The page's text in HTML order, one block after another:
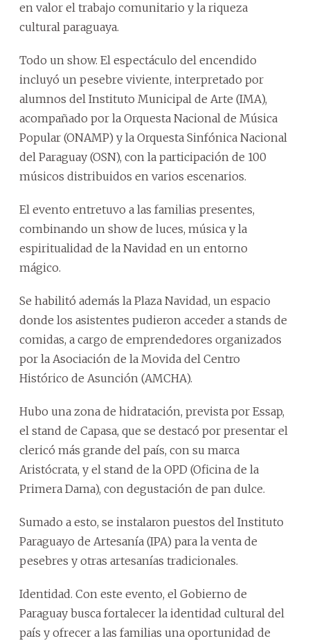
en valor el trabajo comunitario y la riqueza
cultural paraguaya.
Todo un show. El espectáculo del encendido
incluyó un pesebre viviente, interpretado por
alumnos del Instituto Municipal de Arte (IMA),
acompañado por la Orquesta Nacional de Música
Popular (ONAMP) y la Orquesta Sinfónica Nacional
del Paraguay (OSN), con la participación de 100
músicos distribuidos en varios escenarios.
El evento entretuvo a las familias presentes,
combinando un show de luces, música y la
espiritualidad de la Navidad en un entorno
mágico.
Se habilitó además la Plaza Navidad, un espacio
donde los asistentes pudieron acceder a stands de
comidas, a cargo de emprendedores organizados
por la Asociación de la Movida del Centro
Histórico de Asunción (AMCHA).
Hubo una zona de hidratación, prevista por Essap,
el stand de Capasa, que se destacó por presentar el
clericó más grande del país, con su marca
Aristócrata, y el stand de la OPD (Oficina de la
Primera Dama), con degustación de pan dulce.
Sumado a esto, se instalaron puestos del Instituto
Paraguayo de Artesanía (IPA) para la venta de
pesebres y otras artesanías tradicionales.
Identidad. Con este evento, el Gobierno de
Paraguay busca fortalecer la identidad cultural del
país y ofrecer a las familias una oportunidad de